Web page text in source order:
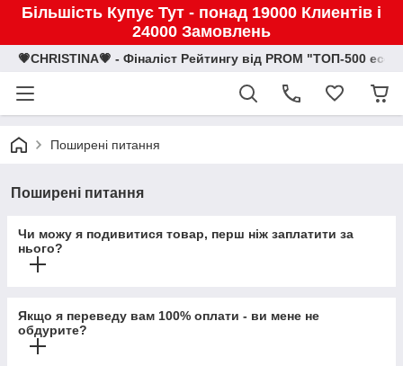
Більшість Купує Тут - понад 19000 Клиентів і
24000 Замовлень
💗CHRISTINA💗 - Фіналіст Рейтингу від PROM "ТОП-500
Поширені питання
Поширені питання
Чи можу я подивитися товар, перш ніж заплатити за
нього?
Якщо я переведу вам 100% оплати - ви мене не
обдурите?